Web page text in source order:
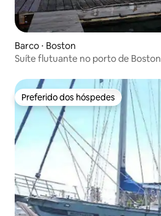
Barco ⋅ Boston
Suíte flutuante no porto de Boston
Preferido dos hóspedes
Preferido dos hóspedes